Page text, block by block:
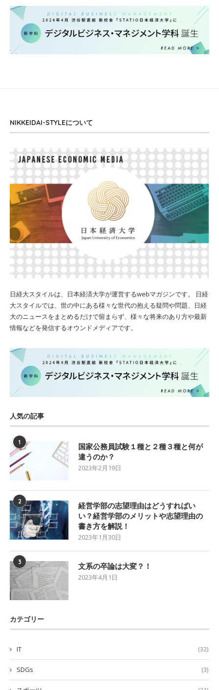
NIKKEIDAI-STYLEについて
日経大スタイルは、日本経済大学が運営するwebマガジンです。 日経
大スタイルでは、世の中にある様々な世代の抱える疑問や問題、日経
大のニュースをまとめるだけで留まらず、様々な将来のあり方や最新
情報などを発信するオウンドメディアです。
人気の記事
1
国家公務員試験１種と２種３種と何が
違うのか？
2023年2月19日
2
経営学部の志望理由はどうすればい
い？経営学部のメリットや志望理由の
書き方を解説！
2023年1月30日
3 文系の卒論は大変？！
2023年4月1日
カテゴリー
IT (32)
SDGs (3)